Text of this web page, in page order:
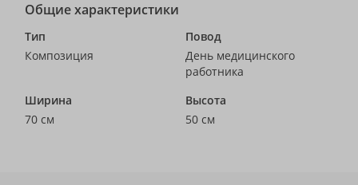
Общие характеристики
Тип
Композиция
Повод
День медицинского
работника
Ширина
70 см
Высота
50 см